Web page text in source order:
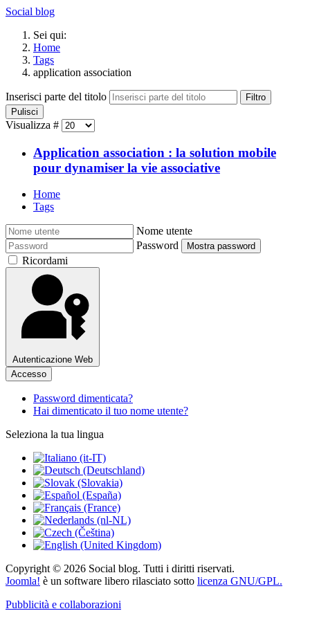
Social blog
Sei qui:
Home
Tags
application association
Inserisci parte del titolo
Filtro
Pulisci
Visualizza #
Application association : la solution mobile
pour dynamiser la vie associative
Home
Tags
Nome utente
Password
Mostra password
Ricordami
Autenticazione Web
Accesso
Password dimenticata?
Hai dimenticato il tuo nome utente?
Seleziona la tua lingua
Copyright © 2026 Social blog. Tutti i diritti riservati.
Joomla! è un software libero rilasciato sotto licenza GNU/GPL.
Pubblicità e collaborazioni